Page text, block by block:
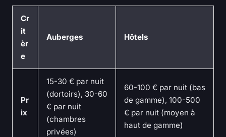
Cr
it
èr
e
Auberges Hôtels
Pr
ix
15-30 € par nuit
(dortoirs), 30-60
€ par nuit
(chambres
privées)
60-100 € par nuit (bas
de gamme), 100-500
€ par nuit (moyen à
haut de gamme)